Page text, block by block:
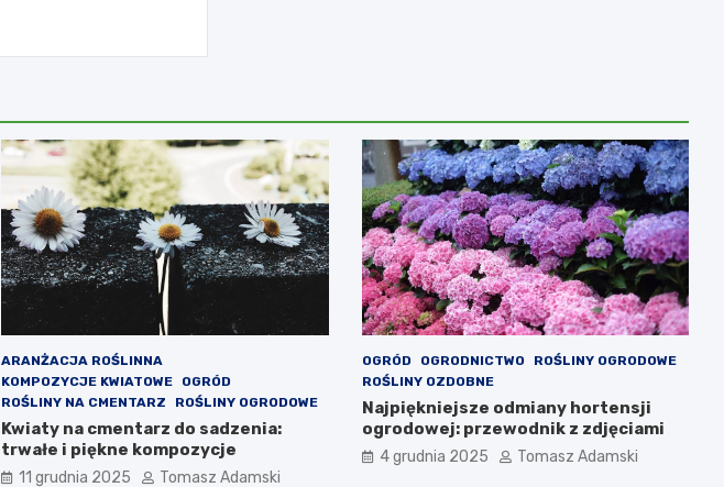
ARANŻACJA ROŚLINNA
KOMPOZYCJE KWIATOWE
OGRÓD
ROŚLINY NA CMENTARZ
ROŚLINY OGRODOWE
Kwiaty na cmentarz do sadzenia:
trwałe i piękne kompozycje
11 grudnia 2025 Tomasz Adamski
OGRÓD OGRODNICTWO
ROŚLINY OGRODOWE
ROŚLINY OZDOBNE
Najpiękniejsze odmiany hortensji
ogrodowej: przewodnik z zdjęciami
4 grudnia 2025 Tomasz Adamski